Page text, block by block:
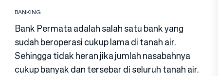
BANKING
Bank Permata adalah salah satu bank yang
sudah beroperasi cukup lama di tanah air.
Sehingga tidak heran jika jumlah nasabahnya
cukup banyak dan tersebar di seluruh tanah air.